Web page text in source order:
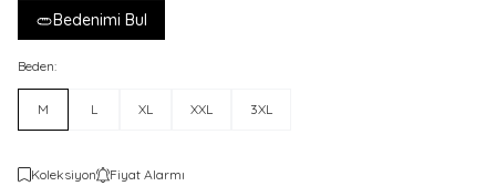
Bedenimi Bul
Beden:
M L XL XXL 3XL
Koleksiyon Fiyat Alarmı